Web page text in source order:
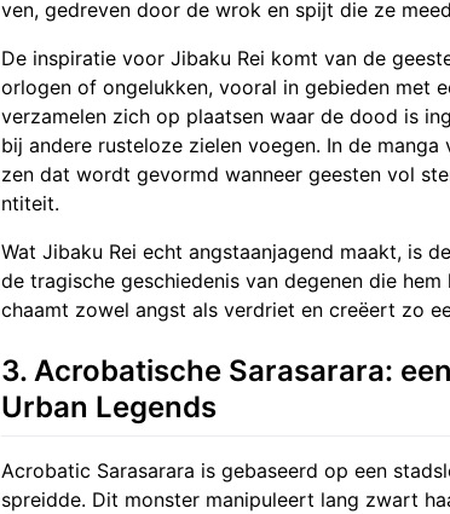
ven, gedreven door de wrok en spijt die ze
De inspiratie voor Jibaku Rei komt van de
orlogen of ongelukken, vooral in gebieden met
verzamelen zich op plaatsen waar de dood is
bij andere rusteloze zielen voegen. In de
zen dat wordt gevormd wanneer geesten vol
ntiteit.
Wat Jibaku Rei echt angstaanjagend maakt, is
de tragische geschiedenis van degenen die
chaamt zowel angst als verdriet en creëert zo
3. Acrobatische Sarasarara:
Urban Legends
Acrobatic Sarasarara is gebaseerd op een
spreidde. Dit monster manipuleert lang zwart